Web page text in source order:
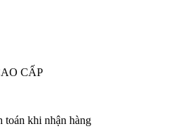
CẤP
toán khi nhận hàng